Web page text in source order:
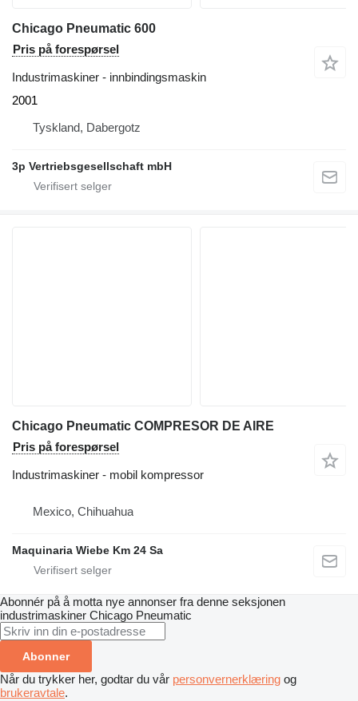
Chicago Pneumatic 600
Pris på forespørsel
Industrimaskiner - innbindingsmaskin
2001
Tyskland, Dabergotz
3p Vertriebsgesellschaft mbH
Chicago Pneumatic COMPRESOR DE AIRE
Pris på forespørsel
Industrimaskiner - mobil kompressor
Mexico, Chihuahua
Maquinaria Wiebe Km 24 Sa
Abonnér på å motta nye annonser fra denne seksjonen
industrimaskiner Chicago Pneumatic
Abonner
Når du trykker her, godtar du vår personvernerklæring og
brukeravtale.